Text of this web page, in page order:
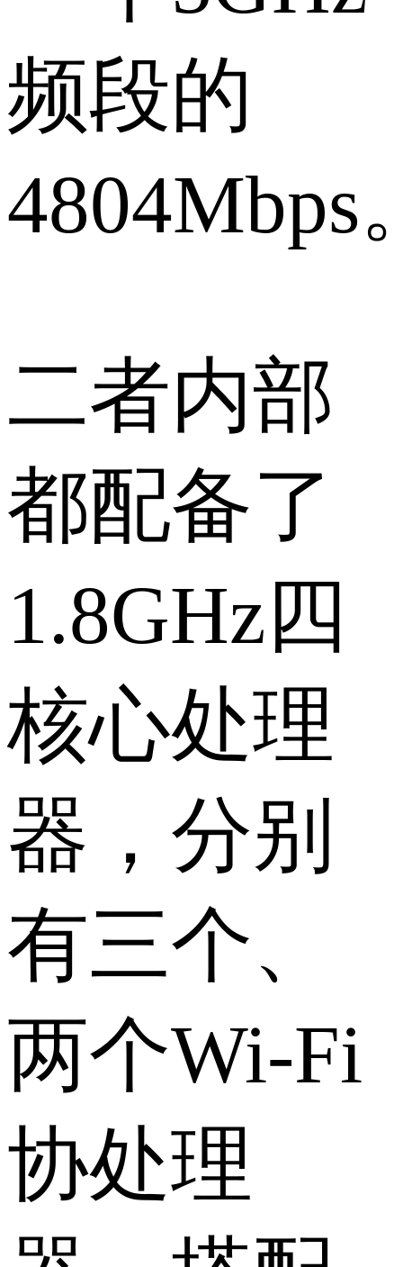
频段的
4804Mbps
二者内部
都配备了
1.8GHz四
核心处理
器，分别
有三个、
两个Wi-Fi
协处理